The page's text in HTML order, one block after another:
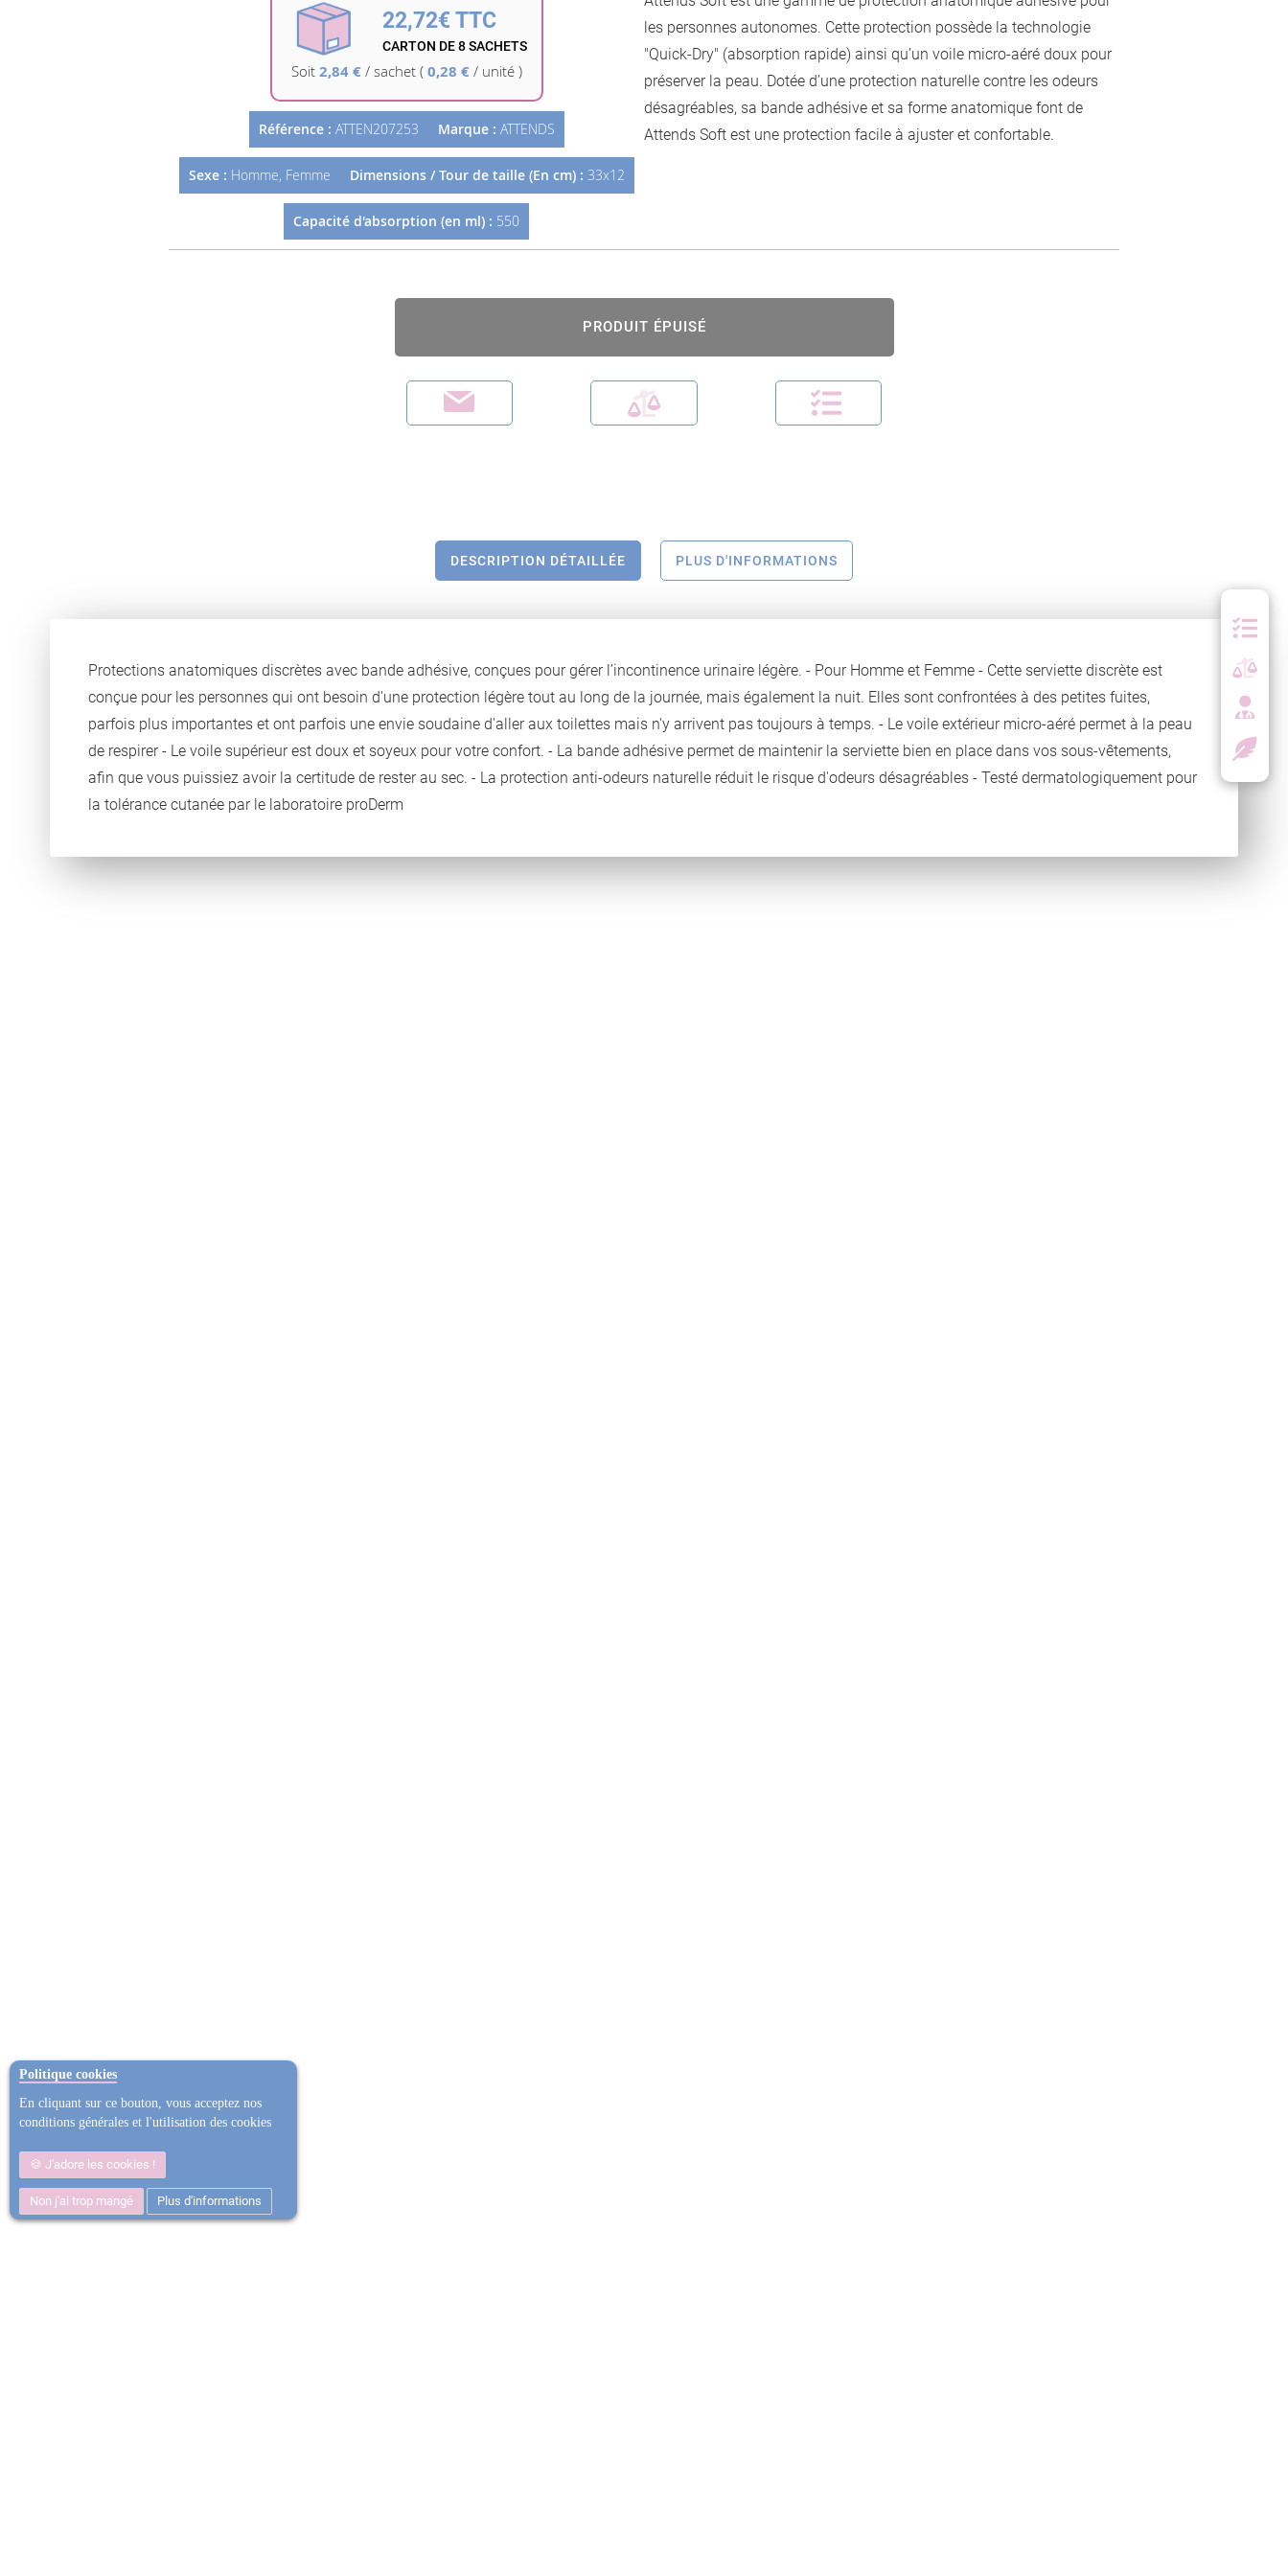
Politique cookies
En cliquant sur ce bouton, vous acceptez nos
conditions générales et l'utilisation des cookies
J'adore les cookies !
Non j'ai trop mangé Plus d'informations
de
la
Galerie
22,72€ TTC
CARTON DE 8 SACHETS
Soit 2,84 € / sachet (0,28 €/ unité )
Référence : ATTEN207253 Marque : ATTENDS
Sexe : Homme, Femme Dimensions / Tour de taille (En cm) : 33x12
Capacité d'absorption (en ml) : 550
les personnes autonomes. Cette protection possède la technologie
"Quick-Dry" (absorption rapide) ainsi qu’un voile micro-aéré doux pour
préserver la peau. Dotée d’une protection naturelle contre les odeurs
désagréables, sa bande adhésive et sa forme anatomique font de
Attends Soft est une protection facile à ajuster et confortable.
PRODUIT ÉPUISÉ
DESCRIPTION DÉTAILLÉE PLUS D'INFORMATIONS
Protections anatomiques discrètes avec bande adhésive, conçues pour gérer l’incontinence urinaire légère. - Pour Homme et Femme - Cette serviette discrète est
conçue pour les personnes qui ont besoin d'une protection légère tout au long de la journée, mais également la nuit. Elles sont confrontées à des petites fuites,
parfois plus importantes et ont parfois une envie soudaine d'aller aux toilettes mais n'y arrivent pas toujours à temps. - Le voile extérieur micro-aéré permet à la peau
de respirer - Le voile supérieur est doux et soyeux pour votre confort. - La bande adhésive permet de maintenir la serviette bien en place dans vos sous-vêtements,
afin que vous puissiez avoir la certitude de rester au sec. - La protection anti-odeurs naturelle réduit le risque d'odeurs désagréables - Testé dermatologiquement pour
la tolérance cutanée par le laboratoire proDerm